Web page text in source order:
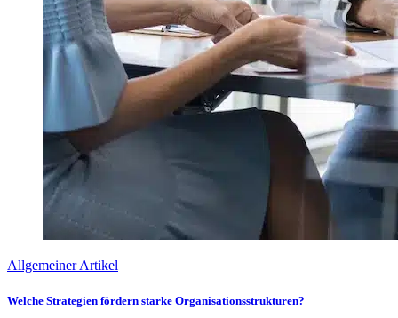
Allgemeiner Artikel
Welche Strategien fördern starke Organisationsstrukturen?